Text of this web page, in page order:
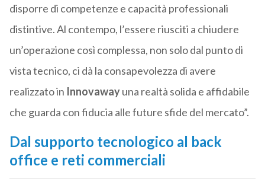
disporre di competenze e capacità professionali
distintive. Al contempo, l’essere riusciti a chiudere
un’operazione così complessa, non solo dal punto di
vista tecnico, ci dà la consapevolezza di avere
realizzato in Innovawayuna realtà solida e affidabile
che guarda con fiducia alle future sfide del mercato”.
Dal supporto tecnologico al back
office e reti commerciali